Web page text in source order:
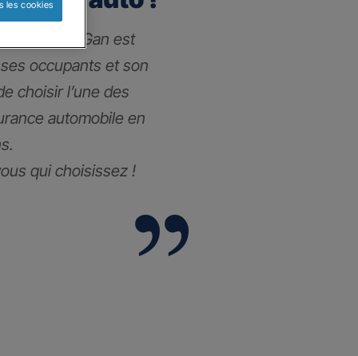
Gan est
occupants et son
choisir l’une des
automobile en
qui choisissez !
les cookies